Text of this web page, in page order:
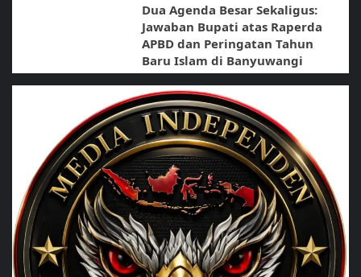
Dua Agenda Besar Sekaligus:
Jawaban Bupati atas Raperda
APBD dan Peringatan Tahun
Baru Islam di Banyuwangi